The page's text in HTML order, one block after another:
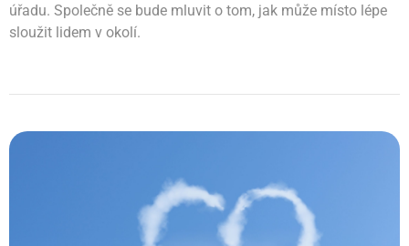
úřadu. Společně se bude mluvit o tom, jak může místo lépe
sloužit lidem v okolí.